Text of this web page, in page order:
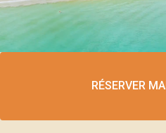
RÉSERVER